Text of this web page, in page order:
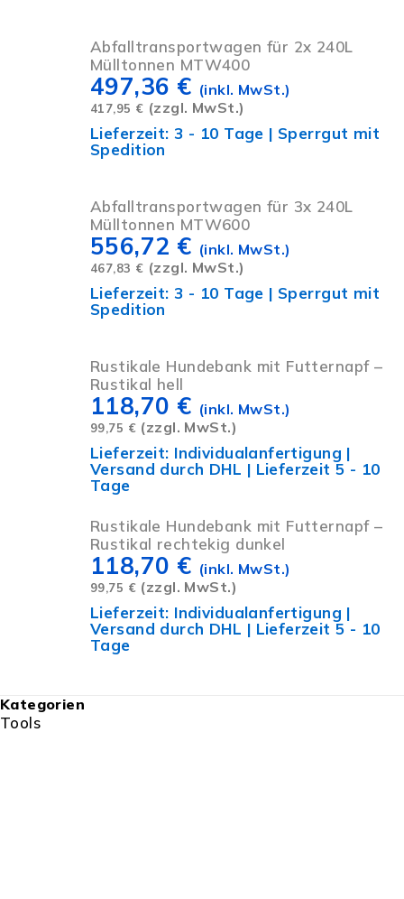
Abfalltransportwagen für 2x 240L
Mülltonnen MTW400
497,36 € (inkl. MwSt.)
417,95 € (zzgl. MwSt.)
Lieferzeit:3 - 10 Tage | Sperrgut mit
Spedition
Abfalltransportwagen für 3x 240L
Mülltonnen MTW600
556,72 € (inkl. MwSt.)
467,83 € (zzgl. MwSt.)
Lieferzeit:3 - 10 Tage | Sperrgut mit
Spedition
Rustikale Hundebank mit Futternapf –
Rustikal hell
118,70 € (inkl. MwSt.)
99,75 € (zzgl. MwSt.)
Lieferzeit: Individualanfertigung |
Versand durch DHL | Lieferzeit 5 - 10
Tage
Rustikale Hundebank mit Futternapf –
Rustikal rechtekig dunkel
118,70 € (inkl. MwSt.)
99,75 € (zzgl. MwSt.)
Lieferzeit: Individualanfertigung |
Versand durch DHL | Lieferzeit 5 - 10
Tage
Kategorien
Tools